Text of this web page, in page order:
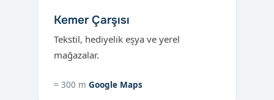
Kemer Çarşısı
Tekstil, hediyelik eşya ve yerel
mağazalar.
≈ 300 m Google Maps